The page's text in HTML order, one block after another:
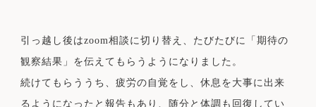
引っ越し後はzoom相談に切り替え、たびたびに「期待の
観察結果」を伝えてもらうようになりました。
続けてもらううち、疲労の自覚をし、休息を大事に出来
るようになったと報告もあり、随分と体調も回復してい